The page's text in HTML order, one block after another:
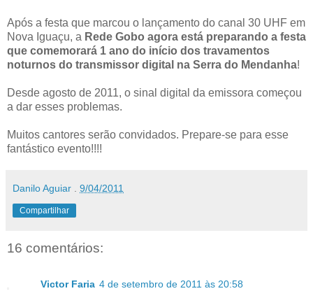
Após a festa que marcou o lançamento do canal 30 UHF em
Nova Iguaçu, a Rede Gobo agora está preparando a festa
que comemorará 1 ano do início dos travamentos
noturnos do transmissor digital na Serra do Mendanha!
Desde agosto de 2011, o sinal digital da emissora começou
a dar esses problemas.
Muitos cantores serão convidados. Prepare-se para esse
fantástico evento!!!!
Danilo Aguiar 9/04/2011
Compartilhar
16 comentários:
Victor Faria 4 de setembro de 2011 às 20:58